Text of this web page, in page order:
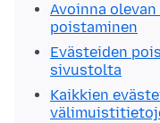
Avoinna
poistaminen
Evästeiden
sivustolta
Kaikkien